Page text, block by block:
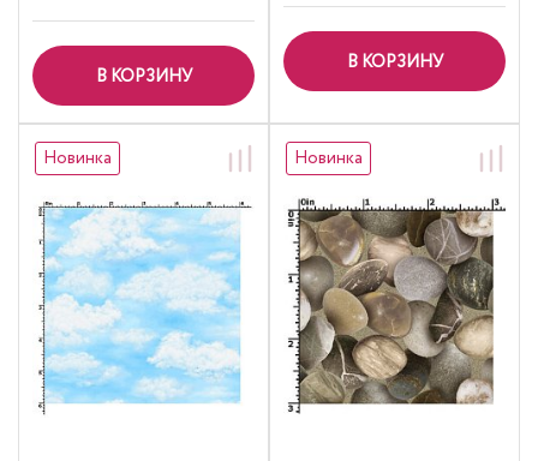
В КОРЗИНУ
В КОРЗИНУ
Новинка Новинка